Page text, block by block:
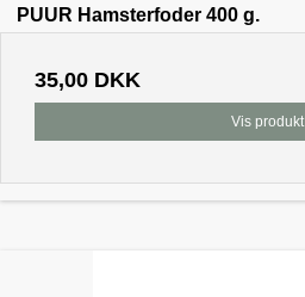
PUUR Hamsterfoder 400 g.
35,00 DKK
Vis produkt